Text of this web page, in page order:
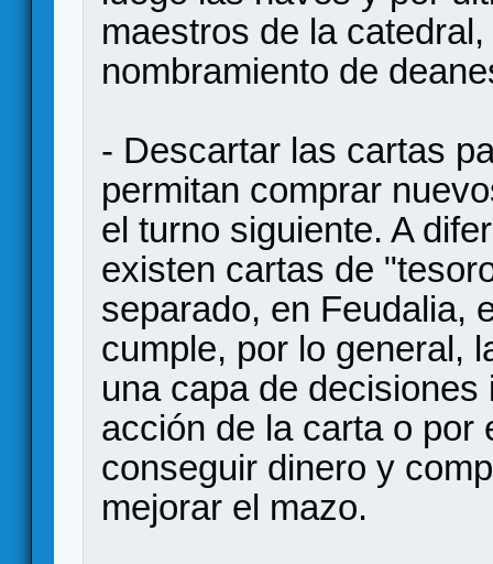
maestros de la
nombramiento de
- Descartar las cartas
permitan comprar
el turno siguiente. A
existen cartas de
separado, en Feudalia,
cumple, por lo general,
una capa de
acción de la carta o por
conseguir dinero y
mejorar el mazo.